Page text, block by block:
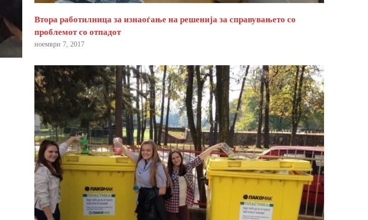
Втора работилница за изнаоѓање на решенија за справувањето со
проблемот со отпадот
ноември 7, 2017